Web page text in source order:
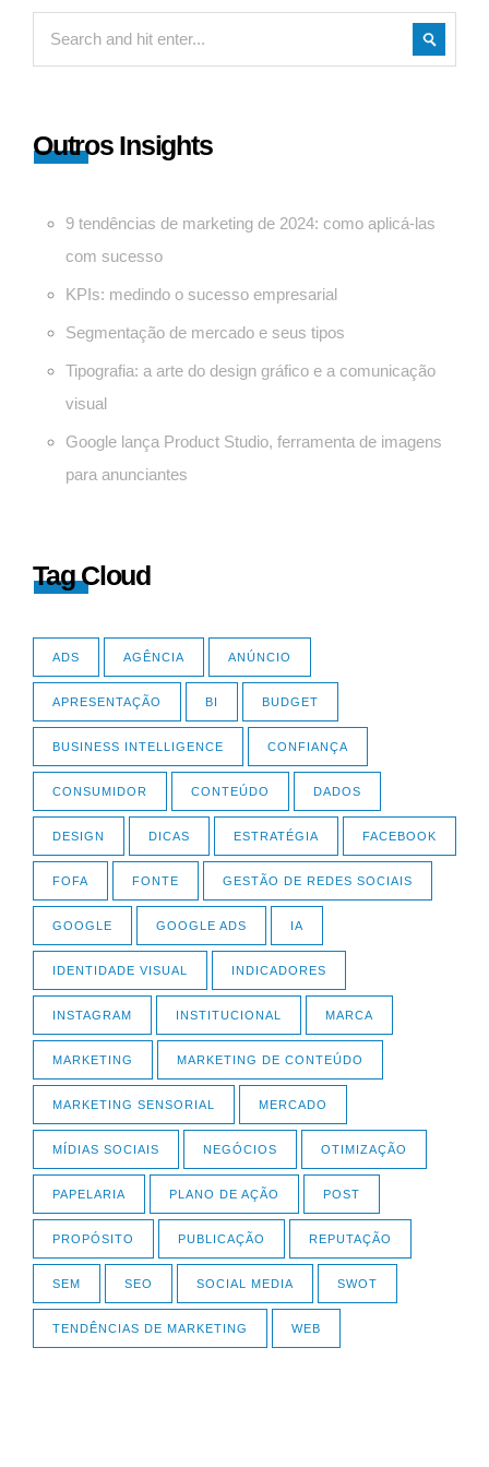
Outros Insights
9 tendências de marketing de 2024: como aplicá-las
com sucesso
KPIs: medindo o sucesso empresarial
Segmentação de mercado e seus tipos
Tipografia: a arte do design gráfico e a comunicação
visual
Google lança Product Studio, ferramenta de imagens
para anunciantes
Tag Cloud
ADS AGÊNCIA ANÚNCIO
APRESENTAÇÃO BI BUDGET
BUSINESS INTELLIGENCE CONFIANÇA
CONSUMIDOR CONTEÚDO DADOS
DESIGN DICAS ESTRATÉGIA FACEBOOK
FOFA FONTE GESTÃO DE REDES SOCIAIS
GOOGLE GOOGLE ADS IA
IDENTIDADE VISUAL INDICADORES
INSTAGRAM INSTITUCIONAL MARCA
MARKETING MARKETING DE CONTEÚDO
MARKETING SENSORIAL MERCADO
MÍDIAS SOCIAIS NEGÓCIOS OTIMIZAÇÃO
PAPELARIA PLANO DE AÇÃO POST
PROPÓSITO PUBLICAÇÃO REPUTAÇÃO
SEM SEO SOCIAL MEDIA SWOT
TENDÊNCIAS DE MARKETING WEB